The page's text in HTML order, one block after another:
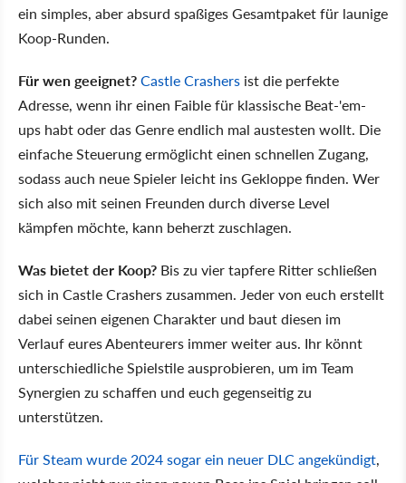
ein simples, aber absurd spaßiges Gesamtpaket für launige
Koop-Runden.
Für wen geeignet?Castle Crashers ist die perfekte
Adresse, wenn ihr einen Faible für klassische Beat-'em-
ups habt oder das Genre endlich mal austesten wollt. Die
einfache Steuerung ermöglicht einen schnellen Zugang,
sodass auch neue Spieler leicht ins Gekloppe finden. Wer
sich also mit seinen Freunden durch diverse Level
kämpfen möchte, kann beherzt zuschlagen.
Was bietet der Koop? Bis zu vier tapfere Ritter schließen
sich in Castle Crashers zusammen. Jeder von euch erstellt
dabei seinen eigenen Charakter und baut diesen im
Verlauf eures Abenteurers immer weiter aus. Ihr könnt
unterschiedliche Spielstile ausprobieren, um im Team
Synergien zu schaffen und euch gegenseitig zu
unterstützen.
Für Steam wurde 2024 sogar ein neuer DLC angekündigt,